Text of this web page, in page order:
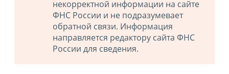
некорректной информации на сайте
ФНС России и не подразумевает
обратной связи. Информация
направляется редактору сайта ФНС
России для сведения.